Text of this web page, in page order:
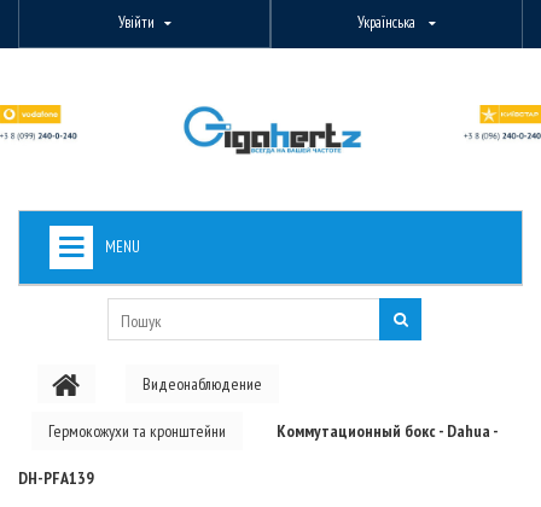
Увійти Українська
MENU
PON ОБЛАДНАННЯ
Видеонаблюдение
Гермокожухи та кронштейни Коммутационный бокс - Dahua -
DH-PFA139